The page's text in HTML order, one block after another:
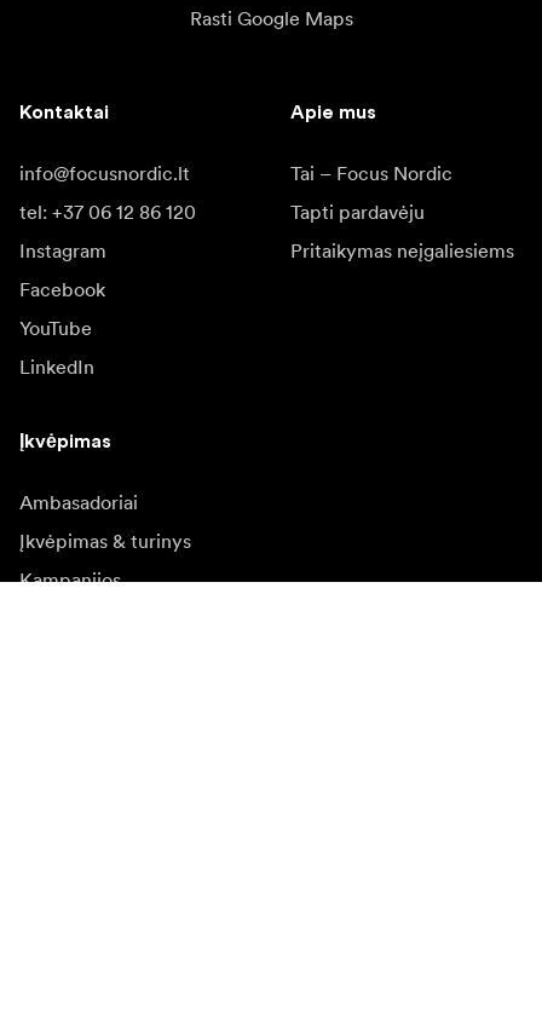
Rasti Google Maps
Kontaktai
info@focusnordic.lt
tel: +37 06 12 86 120
Instagram
Facebook
YouTube
LinkedIn
Apie mus
Tai – Focus Nordic
Tapti pardavėju
Pritaikymas neįgaliesiems
Įkvėpimas
Ambasadoriai
Įkvėpimas & turinys
Kampanijos